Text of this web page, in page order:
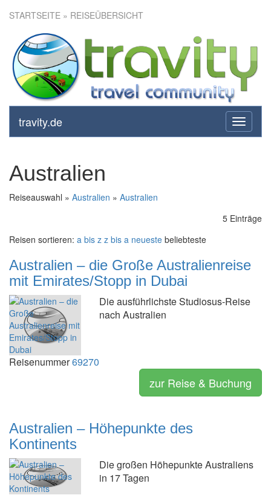
STARTSEITE » REISEÜBERSICHT
toggle
travity.de
Australien
Reiseauswahl » Australien » Australien
5 Einträge
Reisen sortieren: a bis z z bis a neueste beliebteste
Australien – die Große Australienreise
mit Emirates/Stopp in Dubai
Die ausführlichste Studiosus-Reise
nach Australien
Reisenummer69270
zur Reise & Buchung
Australien – Höhepunkte des
Kontinents
Die großen Höhepunkte Australiens
in 17 Tagen